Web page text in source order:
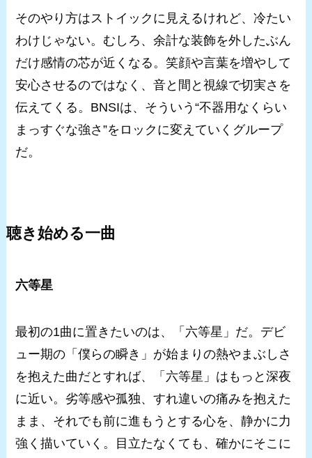
そのやり方はストイックに見えるけれど、冷たい
わけじゃない。むしろ、余計な装飾を外したぶん
だけ感情の芯が近くなる。笑顔や言葉を増やして
安心させるのではなく、音と間と視線で切実さを
伝えてくる。BNSIは、そういう“不器用なくらい
まっすぐな強さ”をロックに変えていくグループ
だ。
聴き始める一曲
六等星
最初の1曲に置きたいのは、「六等星」だ。デビ
ュー期の「僕らの瞬き」が始まりの熱やまぶしさ
を抱えた曲だとすれば、「六等星」はもっと深夜
に近い。劣等感や孤独、すれ違いの痛みを抱えた
まま、それでも前に進もうとする心を、静かに力
強く描いていく。目立たなくても、確かにそこに